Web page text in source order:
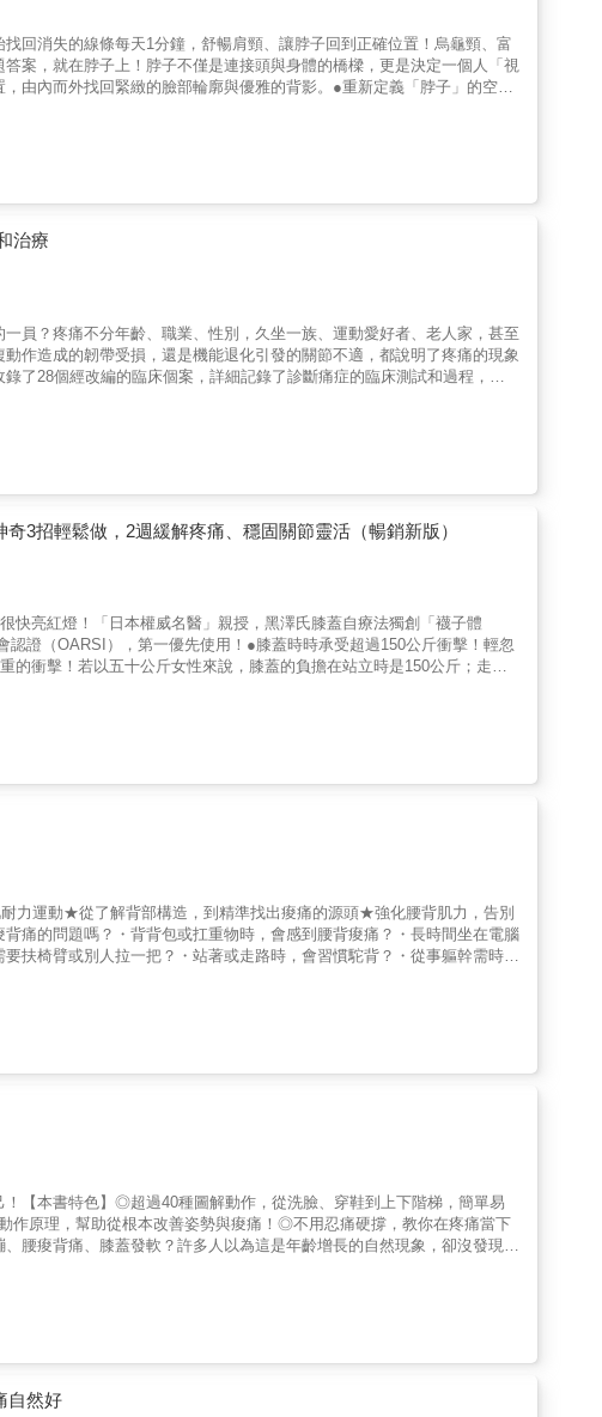
站姿將上半身往右傾，確認右手指尖能碰到哪裡？會在何處產生痛感？
步矯正關節。……除此之外，還有更多「10秒關節復位術」可解決的症
突出、扳機指、眩暈與耳鳴、偏頭痛、肋間神經痛、甩鞭式創傷、自律神
；根治慢性疼痛，就從矯正關節開始！ 本書特色◎日本SJF關節促進學會
錯誤迷思，清楚說明慢性疼痛的成因與解痛之道。 ◎涵蓋腰、膝、肩、
回消失的線條每天1分鐘，舒暢肩頸、讓脖子回到正確位置！烏龜頸、富
案，就在脖子上！脖子不僅是連接頭與身體的橋樑，更是決定一個人「視
由內而外找回緊緻的臉部輪廓與優雅的背影。●重新定義「脖子」的空間
紋改善法令紋、木偶紋與雙下巴，往往是頸部肌肉緊繃的連鎖反應。透
。●呼吸與自律神經的調節脖子是血管、神經與氣管的匯集處。本書深入
」來調節自律神經，讓心情恢復從容，重拾由內而外的美。本書收錄了整
有優雅儀態的人‧試過各種保養品，卻無法解決頸紋困擾的人◆輕搖體操可
整復師、兼職舞者、動作指導老師，首創的輕搖體操◎圖解搭配詳細的文
治療
員？疼痛不分年齡、職業、性別，久坐一族、運動愛好者、老人家，甚至
作造成的韌帶受損，還是機能退化引發的關節不適，都說明了疼痛的現象
了28個經改編的臨床個案，詳細記錄了診斷痛症的臨床測試和過程，從
？• 身材「前凸後翹」，要小心腰椎關節發炎？• 如何分辨坐骨神經痛
前十字韌帶受損？• 長年累月穿著高跟鞋，身體會亮起甚麼警號？• 扁平
？基於醫學實證和專業臨床經驗，本書深入探討了身體各部位的痛楚根源
而是一個疾病——一個患者的心理、社交及生活都烙下痕跡的疾病。薛醫
清晰指引了認知疼痛、進行診斷到接受治療的程序，希望大家重拾輕鬆無
大家獲得最貼合現實的面診體驗。◎ 本書28個病例都詳細記錄了病人的
所在之處，亦加插了實際在診症室內進行的臨床測試及其示範和解說，附
動都清楚列明針對痛症、步驟、建議的運動次數和時間、注意事項和不適
。
3招輕鬆做，2週緩解疼痛、穩固關節靈活（暢銷新版）
快亮紅燈！「日本權威名醫」親授，黑澤氏膝蓋自療法獨創「襪子體
的衝擊！若以五十公斤女性來說，膝蓋的負擔在站立時是150公斤；走路
弱，膝蓋軟骨大量磨損，深陷疼痛越來越劇烈的惡性循環。●膝蓋磨損多
包覆的「軟骨」及「關節液」所吸收，加上大腿肌等肌肉、骨骼和肌腱支
之中，人們很難從表面察覺異狀。日本順天堂名醫黑澤尚教授在本書中提
於關節軟骨磨損的「退化性膝關節炎」，這是一種逐漸、緩慢的磨損。初
，千萬別輕忽「膝蓋有點緊」，感覺異常就要就診檢查，看看是否為退化
甚至痊癒。這套「自療法」，對任何人來說都十分簡單，你可從「襪子體
」、「大腿夾球」等下肢肌肉體操，強化支撐膝蓋肌肉、關節韌帶、關節
。無論膝蓋再怎麼不舒服，約莫兩〜三週疼痛就會減輕，更能預防膝蓋疼
「自療祕技」，也正如黑澤尚醫師所言：「這個自療法已經是世界級基
也正因為這個自療法很可能讓醫院賺不到錢而難以普及……」。●神奇自
炎，一般療程是以「口服藥物」和「玻尿酸關節注射」為主，但這只能減
奇，是一種「藉由肌肉體操促進體內『抗炎細胞激素』分泌，抑制軟骨與
抑制►►軟骨組織的膠原蛋白與蛋白聚醣不斷產生，開始分泌「抗發炎型
只要定期施行「黑澤式膝蓋自療法」，即可抑制膝蓋發炎、強化關節與
麼檢查、哪些治療法無法根治，還有藥物服用時機、有哪些物理療法與
是，點出日常生活作息該如何預防膝蓋傷害，哪些運動與習慣絕對要避
要怎麼「自救」，如何透過「黑澤式膝蓋自療法」來讓病情漸漸痊癒與不
握病情的「膝蓋痊癒教科書」。本書特色．【完全圖解】膝蓋自療體操．
「黑澤式膝蓋體操」．膝關節病症20年經驗，預約排隊要等半年的名醫
力運動★從了解背部構造，到精準找出痠痛的源頭★強化腰背肌力，告別
痛的問題嗎？・背背包或扛重物時，會感到腰背痠痛？・長時間坐在電腦
扶椅臂或別人拉一把？・站著或走路時，會習慣駝背？・從事軀幹需時常
是許多現代元素交互作用下的結果：不健康的飲食、過高的體重、睡眠不
部疼痛方面非常有效。作者費希曼醫師透過逾三十年的臨床實證，發現對
過伸展和運動來鍛鍊強勁且柔韌的身體。他為此制定出四週的運動計畫。
闊筋膜張肌靠牆伸展 3.闊筋膜張肌滾筒伸展 4.門口腰肌伸展 5.門口腿後
化肌耐力的二十九種運動11種低強度動作・貓牛式・屈膝抱腿與骨盆傾
伸展・仰臥背部伸展・單腳平衡站立・交叉爬行・死蟲式9種中強度動
伸展・瑜伽球仰臥背部伸展・平衡墊單腳站立・瑜伽球交叉爬行・滾筒死
者式・捲腹伏地挺身・瑜伽球伏地挺身・平衡板或滾筒單腳站立・懸吊提
【本書特色】◎超過40種圖解動作，從洗臉、穿鞋到上下階梯，簡單易
作原理，幫助從根本改善姿勢與痠痛！◎不用忍痛硬撐，教你在疼痛當下
腰痠背痛、膝蓋發軟？許多人以為這是年齡增長的自然現象，卻沒發現真
疼痛危機。●圖解動作✕科學解釋，改善從今天開始全書以圖文方式清楚
到辦公、購物、上下階梯，皆能在無須特別訓練的情況下立刻實踐。運動
一項「小改變」都具備醫學根據與實證效果。●讓身體不痛，是一輩子的
提升生活品質的人，都能從中找到實用、安心又有感的解方。
自然好